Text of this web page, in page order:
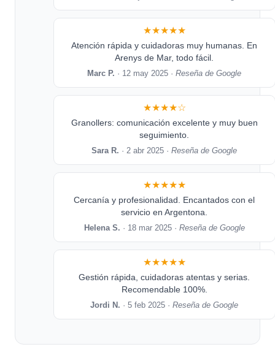
★★★★★
Atención rápida y cuidadoras muy humanas. En
Arenys de Mar, todo fácil.
Marc P. · 12 may 2025 ·Reseña de Google
★★★★☆
Granollers: comunicación excelente y muy buen
seguimiento.
Sara R. · 2 abr 2025 ·Reseña de Google
★★★★★
Cercanía y profesionalidad. Encantados con el
servicio en Argentona.
Helena S. · 18 mar 2025 · Reseña de Google
★★★★★
Gestión rápida, cuidadoras atentas y serias.
Recomendable 100%.
Jordi N. · 5 feb 2025 ·Reseña de Google